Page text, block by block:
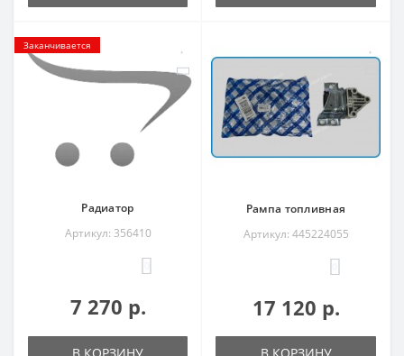
Заканчивается
Радиатор
Артикул: 356410
7 270 р.
В КОРЗИНУ
Рампа топливная
Артикул: 445224055
17 120 р.
В КОРЗИНУ